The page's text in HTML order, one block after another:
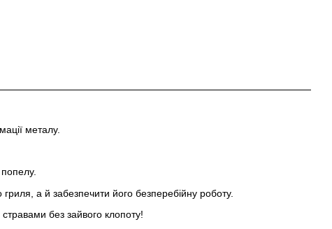
металу.
попелу.
а й забезпечити його безперебійну роботу.
без зайвого клопоту!